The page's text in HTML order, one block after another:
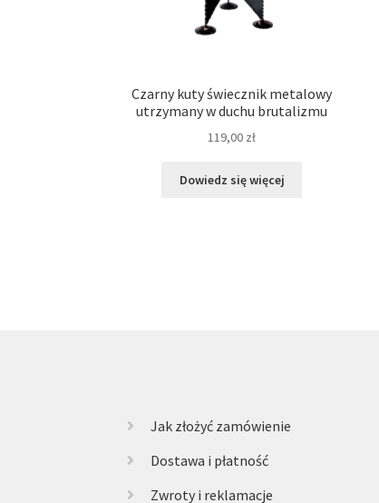
Czarny kuty świecznik metalowy
utrzymany w duchu brutalizmu
119,00 zł
Dowiedz się więcej
Jak złożyć zamówienie
Dostawa i płatność
Zwroty i reklamacje